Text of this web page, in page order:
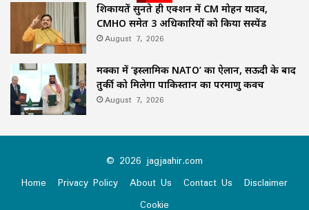
शिकायतें सुनते ही एक्शन में CM मोहन यादव,
CMHO समेत 3 अधिकारियों को किया सस्पेंड
August 7, 2026
मक्का में ‘इस्लामिक NATO’ का ऐलान, सऊदी के बाद
तुर्की को मिलेगा पाकिस्तान का परमाणु कवच
August 7, 2026
© 2026 jagjaahir.com
Home
Privacy Policy About Us Contact Us
Disclaimer
Cookie